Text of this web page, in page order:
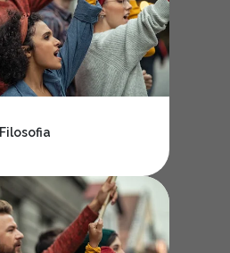
Filosofia